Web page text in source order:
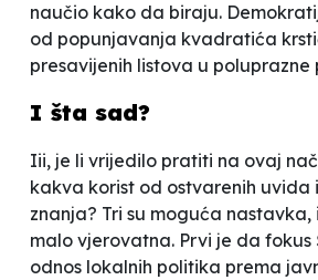
naučio kako da biraju.
od popunjavanja kvadratića
presavijenih listova u poluprazne
I šta sad?
Iii, je li vrijedilo pratiti na ovaj
kakva korist od ostvarenih uvida
znanja? Tri su moguća
malo vjerovatna. Prvi je da fokus
odnos lokalnih politika prema